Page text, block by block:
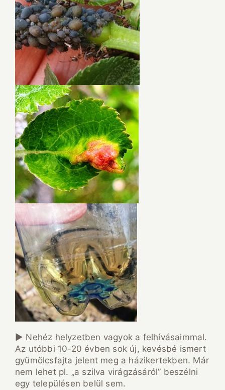
► Nehéz helyzetben vagyok a felhívásaimmal.
Az utóbbi 10-20 évben sok új, kevésbé ismert
gyümölcsfajta jelent meg a házikertekben. Már
nem lehet pl. „a szilva virágzásáról” beszélni
egy településen belül sem.